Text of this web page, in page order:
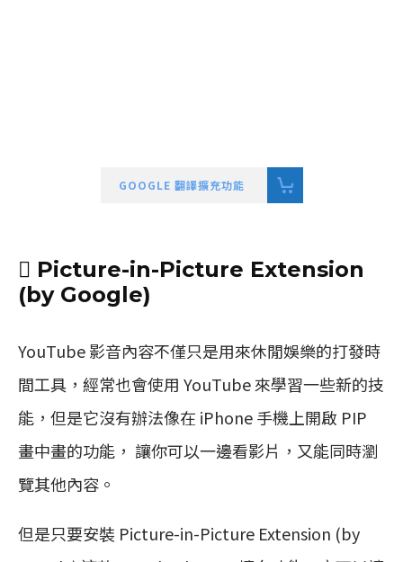
GOOGLE 翻譯擴充功能
 Picture-in-Picture Extension
(by Google)
YouTube 影音內容不僅只是用來休閒娛樂的打發時
間工具，經常也會使用 YouTube 來學習一些新的技
能，但是它沒有辦法像在 iPhone 手機上開啟 PIP
畫中畫的功能， 讓你可以一邊看影片，又能同時瀏
覽其他內容。
但是只要安裝 Picture-in-Picture Extension (by